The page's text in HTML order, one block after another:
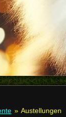
» Austellungen